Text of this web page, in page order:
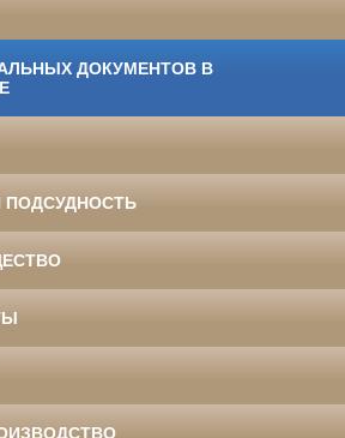
ДОКУМЕНТОВ В
ПОДСУДНОСТЬ